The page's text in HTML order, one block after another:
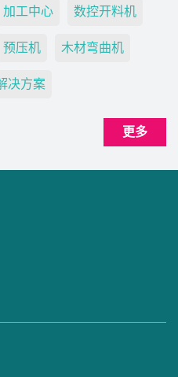
加工中心 数控开料机
预压机 木材弯曲机
决方案
更多